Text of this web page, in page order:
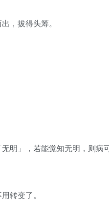
，拔得头筹。
明」，若能觉知无明，则病
转变了。